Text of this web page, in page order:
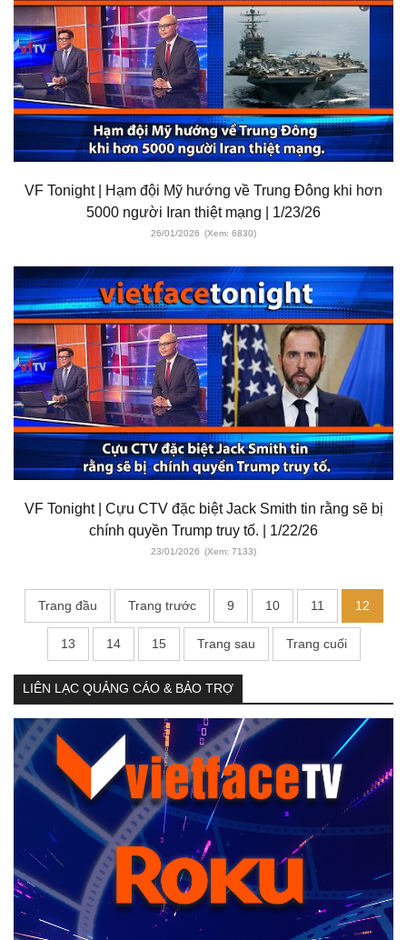
VF Tonight | Hạm đội Mỹ hướng về Trung Đông khi hơn
5000 người Iran thiệt mạng | 1/23/26
26/01/2026 (Xem: 6830)
VF Tonight | Cựu CTV đặc biệt Jack Smith tin rằng sẽ bị
chính quyền Trump truy tố. | 1/22/26
23/01/2026 (Xem: 7133)
Trang đầu Trang trước 9 10 11 12
13 14 15 Trang sau Trang cuối
LIÊN LẠC QUẢNG CÁO & BẢO TRỢ